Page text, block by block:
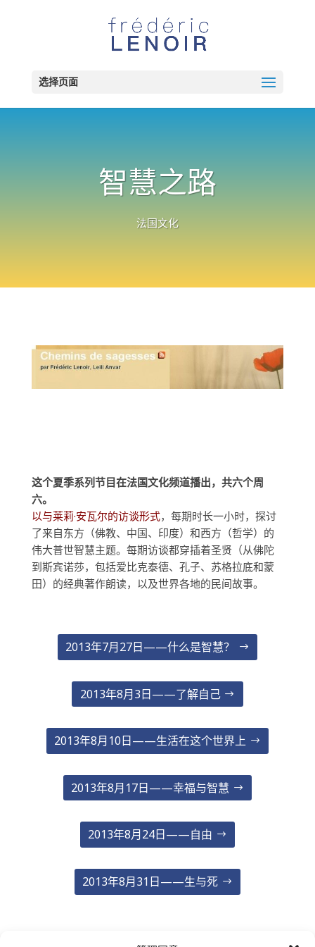
选择页面
智慧之路
法国文化
这个夏季系列节目在法国文化频道播出，共六个周
六。
以与莱莉·安瓦尔的访谈形式，每期时长一小时，探讨
了来自东方（佛教、中国、印度）和西方（哲学）的
伟大普世智慧主题。每期访谈都穿插着圣贤（从佛陀
到斯宾诺莎，包括爱比克泰德、孔子、苏格拉底和蒙
田）的经典著作朗读，以及世界各地的民间故事。
2013年7月27日——什么是智慧？
2013年8月3日——了解自己
2013年8月10日——生活在这个世界上
2013年8月17日——幸福与智慧
2013年8月24日——自由
2013年8月31日——生与死